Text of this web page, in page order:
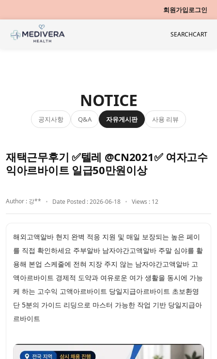
회원가입로그인
SEARCHCART
NOTICE
공지사항 Q&A 자유게시판 사용 리뷰
재택근무후기 ✅텔레 @CN2021✅ 여자고수
익아르바이트 일급50만원이상
Author : 강** Date Posted : 2026-06-18 Views : 12
해외고액알바 현지 완벽 적응 지원 및 매일 보장되는 높은 페이
를 직접 확인하세요 주부알바 남자야간고액알바 주말 심야를 활
용해 본업 스케줄에 전혀 지장 주지 않는 남자야간고액알바 고
액아르바이트 경제적 도약과 여유로운 여가 생활을 동시에 가능
케 하는 고수익 고액아르바이트 당일지급아르바이트 초보환영
단 5분의 가이드 리딩으로 마스터 가능한 작업 기반 당일지급아
르바이트